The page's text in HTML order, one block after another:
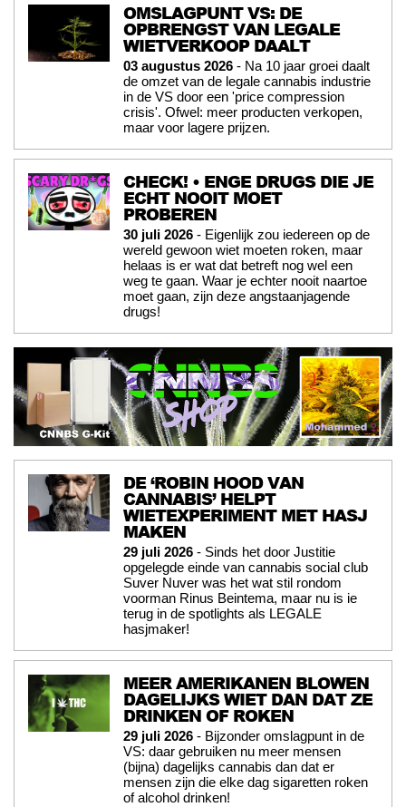
OMSLAGPUNT VS: DE
OPBRENGST VAN LEGALE
WIETVERKOOP DAALT
03 augustus 2026 - Na 10 jaar groei daalt
de omzet van de legale cannabis industrie
in de VS door een 'price compression
crisis'. Ofwel: meer producten verkopen,
maar voor lagere prijzen.
CHECK! • ENGE DRUGS DIE JE
ECHT NOOIT MOET
PROBEREN
30 juli 2026 - Eigenlijk zou iedereen op de
wereld gewoon wiet moeten roken, maar
helaas is er wat dat betreft nog wel een
weg te gaan. Waar je echter nooit naartoe
moet gaan, zijn deze angstaanjagende
drugs!
DE ‘ROBIN HOOD VAN
CANNABIS’ HELPT
WIETEXPERIMENT MET HASJ
MAKEN
29 juli 2026 - Sinds het door Justitie
opgelegde einde van cannabis social club
Suver Nuver was het wat stil rondom
voorman Rinus Beintema, maar nu is ie
terug in de spotlights als LEGALE
hasjmaker!
MEER AMERIKANEN BLOWEN
DAGELIJKS WIET DAN DAT ZE
DRINKEN OF ROKEN
29 juli 2026 - Bijzonder omslagpunt in de
VS: daar gebruiken nu meer mensen
(bijna) dagelijks cannabis dan dat er
mensen zijn die elke dag sigaretten roken
of alcohol drinken!